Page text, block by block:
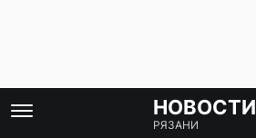
НОВОСТИ
РЯЗАНИ